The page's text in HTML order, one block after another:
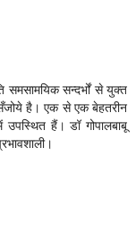
समसामयिक सन्दर्भों से युक्त
है। एक से एक बेहतरीन
हैं। डॉ गोपालबाबू